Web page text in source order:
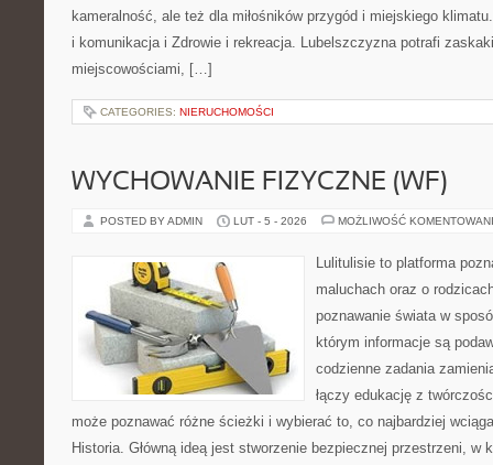
kameralność, ale też dla miłośników przygód i miejskiego
i komunikacja i Zdrowie i rekreacja. Lubelszczyzna potrafi
miejscowościami, […]
CATEGORIES: NIERUCHOMOŚCI
WYCHOWANIE FIZYCZNE (WF)
POSTED BY ADMIN LUT - 5 - 2026 MOŻLIWOŚĆ
Lulitulisie to platforma
maluchach oraz o
poznawanie świata w
którym informacje są
codzienne zadania
łączy edukację z
może poznawać różne ścieżki i wybierać to, co najbardziej
Historia. Główną ideą jest stworzenie bezpiecznej przestrzeni, w